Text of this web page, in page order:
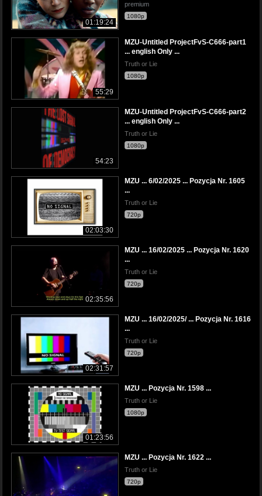
01:19:24
premium
1080p
55:29
MZU-Untitled ProjectFvS-C666-part1
... english Only ...
Truth or Lie
1080p
54:23
MZU-Untitled ProjectFvS-C666-part2
... english Only ...
Truth or Lie
1080p
02:03:30
MZU ... 6/02/2025 ... Pozycja Nr. 1605
...
Truth or Lie
720p
02:35:56
MZU ... 16/02/2025 ... Pozycja Nr. 1620
...
Truth or Lie
720p
02:31:57
MZU ... 16/02/2025/ ... Pozycja Nr. 1616
...
Truth or Lie
720p
01:23:56
MZU ... Pozycja Nr. 1598 ...
Truth or Lie
1080p
MZU ... Pozycja Nr. 1622 ...
Truth or Lie
720p